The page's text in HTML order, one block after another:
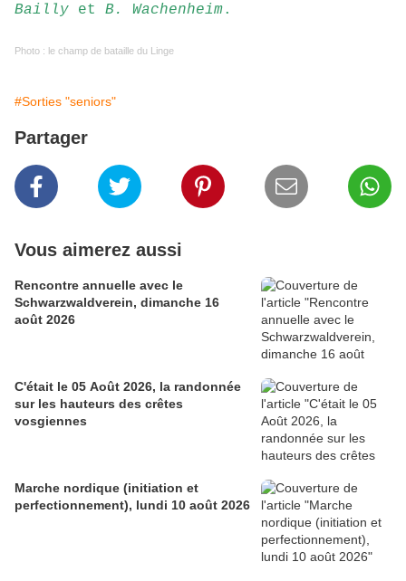
Bailly et B. Wachenheim.
Photo : le champ de bataille du Linge
#Sorties "seniors"
Partager
Vous aimerez aussi
Rencontre annuelle avec le
Schwarzwaldverein, dimanche 16
août 2026
C'était le 05 Août 2026, la randonnée
sur les hauteurs des crêtes
vosgiennes
Marche nordique (initiation et
perfectionnement), lundi 10 août 2026